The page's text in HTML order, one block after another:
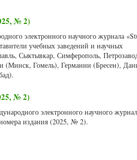
№ 2)
электронного научного журнала
учебных заведений и научных
Сыктывкар, Симферополь,
(Минск, Гомель), Германии (Бресен),
№ 2)
электронного научного
издания (2025, № 2).